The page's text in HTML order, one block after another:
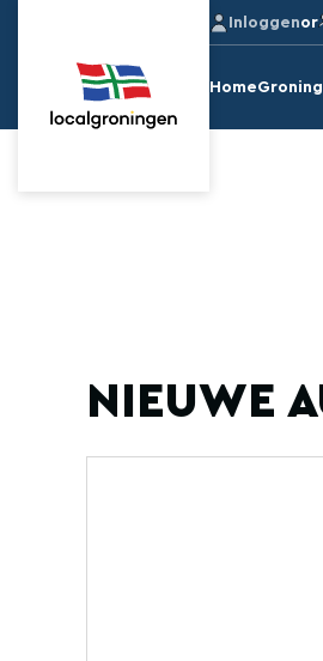
Inloggenor
Home
NIEUWE